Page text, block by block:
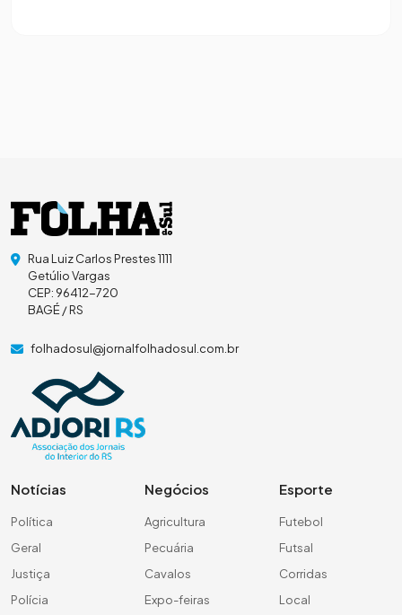
Rua Luiz Carlos Prestes 1111
Getúlio Vargas
CEP: 96412-720
BAGÉ / RS
folhadosul@jornalfolhadosul.com.br
Notícias
Política
Geral
Justiça
Polícia
Negócios
Agricultura
Pecuária
Cavalos
Expo-feiras
Esporte
Futebol
Futsal
Corridas
Local